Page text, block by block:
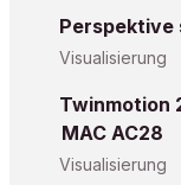
Perspektive
Visualisierung
Twinmotion
MAC AC28
Visualisierung